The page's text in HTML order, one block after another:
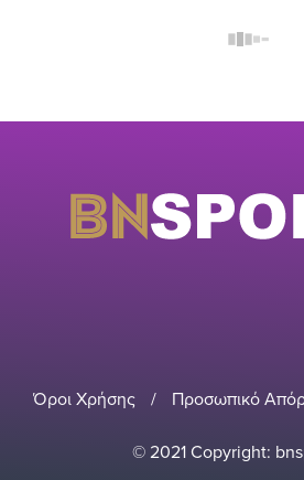
Όροι Χρήσης / Προσωπικό
© 2021 Copyright: